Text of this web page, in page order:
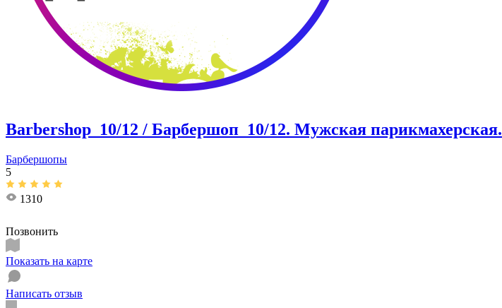
Barbershop_10/12 / Барбершоп_10/12. Мужская парикмахерская.
Барбершопы
5
1310
Позвонить
Показать на карте
Написать отзыв